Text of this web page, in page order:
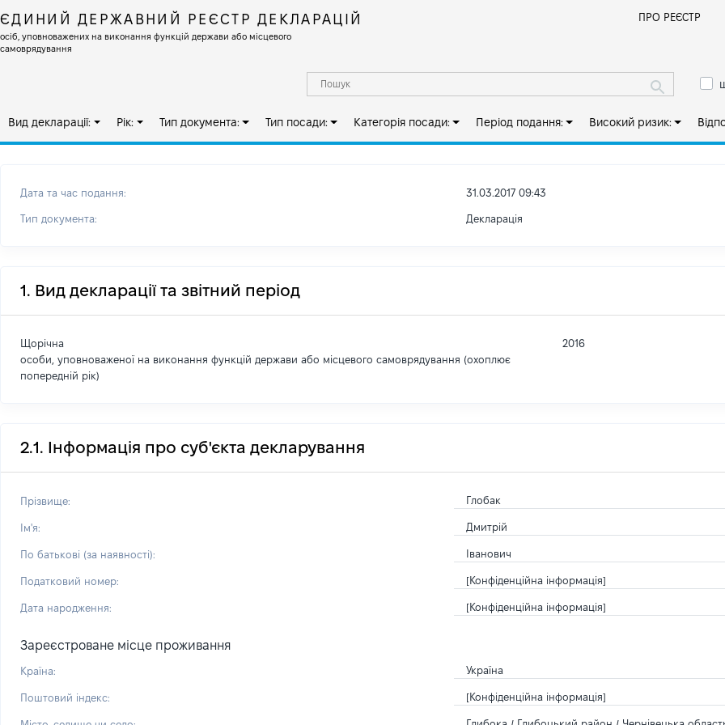
ЄДИНИЙ ДЕРЖАВНИЙ РЕЄСТР ДЕКЛАРАЦІЙ
осіб, уповноважених на виконання функцій держави або місцевого
самоврядування
ПРО РЕЄСТР
Вид декларації: Рік: Тип документа: Тип посади: Категорія посади: Період подання: Високий ризик:
Дата та час подання: 31.03.2017 09:43
Тип документа: Декларація
1. Вид декларації та звітний період
Щорічна
особи, уповноваженої на виконання функцій держави або місцевого самоврядування (охоплює
попередній рік)
2016
2.1. Інформація про суб'єкта декларування
Прізвище: Глобак
Ім'я: Дмитрій
По батькові (за наявності): Іванович
Податковий номер: [Конфіденційна інформація]
Дата народження: [Конфіденційна інформація]
Зареєстроване місце проживання
Країна: Україна
Поштовий індекс: [Конфіденційна інформація]